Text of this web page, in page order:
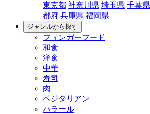
東京都 神奈川県 埼玉県 千葉県
都府 兵庫県 福岡県
ジャンルから探す
フィンガーフード
和食
洋食
中華
寿司
肉
ベジタリアン
ハラール